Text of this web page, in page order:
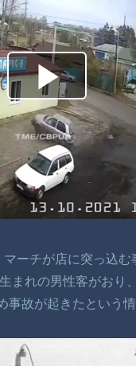
ーチが店に突っ込む
まれの男性客がおり
事故が起きたという